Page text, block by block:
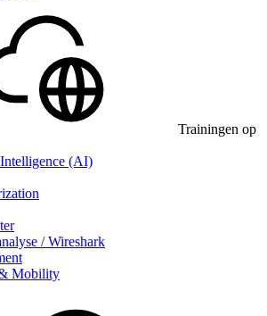
Trainingen op
(AI)
/ Wireshark
Mobility